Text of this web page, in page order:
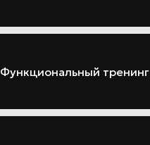
Функциональный тренинг